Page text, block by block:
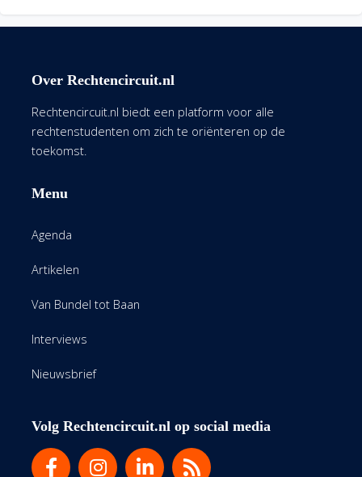
Over Rechtencircuit.nl
Rechtencircuit.nl biedt een platform voor alle
rechtenstudenten om zich te oriënteren op de
toekomst.
Menu
Agenda
Artikelen
Van Bundel tot Baan
Interviews
Nieuwsbrief
Volg Rechtencircuit.nl op social media